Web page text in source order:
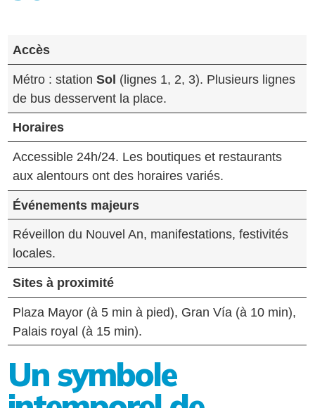
Accès
Métro : stationSol (lignes 1, 2, 3). Plusieurs lignes
de bus desservent la place.
Horaires
Accessible 24h/24. Les boutiques et restaurants
aux alentours ont des horaires variés.
Événements majeurs
Réveillon du Nouvel An, manifestations, festivités
locales.
Sites à proximité
Plaza Mayor (à 5 min à pied), Gran Vía (à 10 min),
Palais royal (à 15 min).
Un symbole